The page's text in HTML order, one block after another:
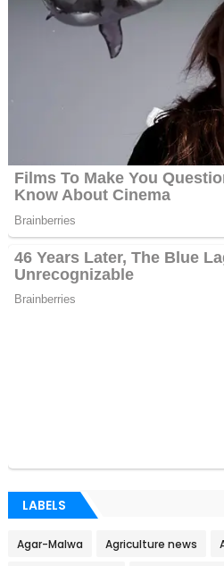
LABELS
Agar-Malwa Agriculture news